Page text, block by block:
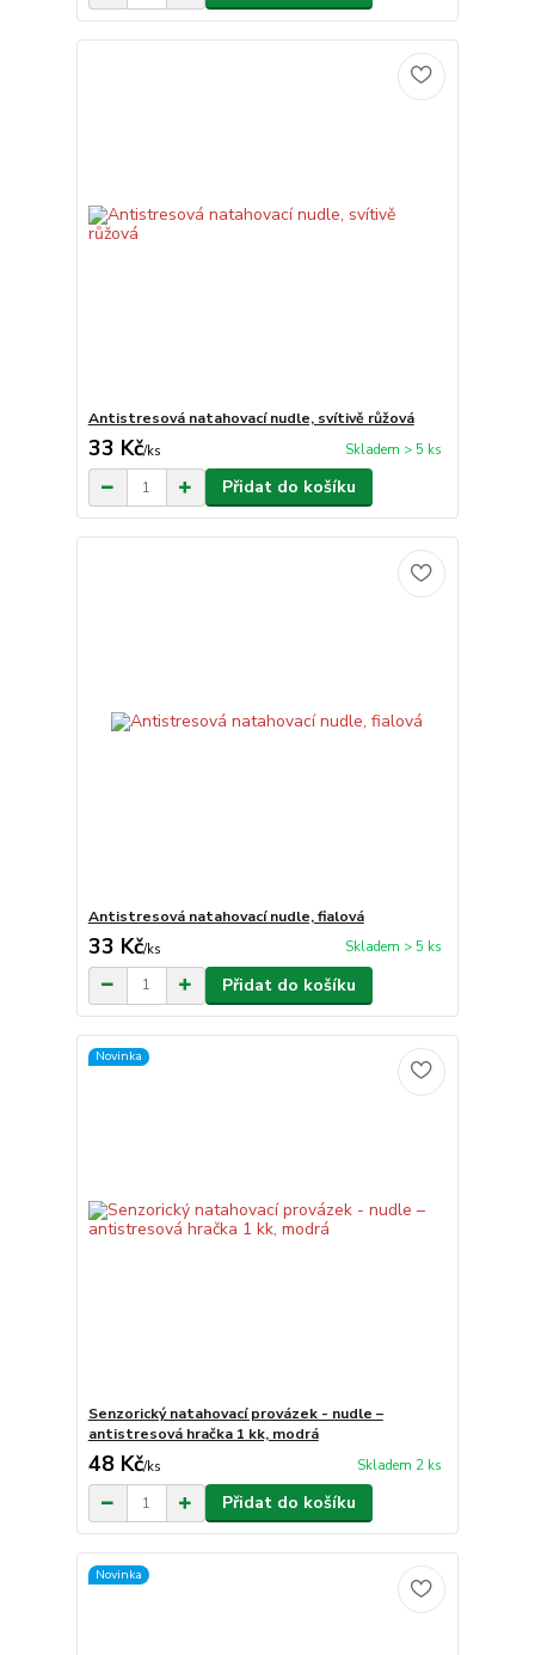
Antistresová natahovací nudle, svítivě růžová
33 Kč/ks Skladem > 5 ks
Přidat do košíku
Antistresová natahovací nudle, fialová
33 Kč/ks Skladem > 5 ks
Přidat do košíku
Novinka
Senzorický natahovací provázek - nudle –
antistresová hračka 1 kk, modrá
48 Kč/ks Skladem 2 ks
Přidat do košíku
Novinka